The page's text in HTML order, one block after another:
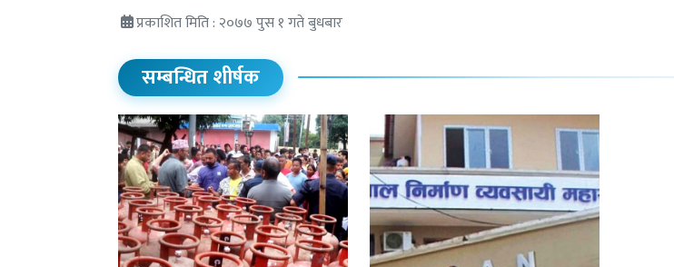
प्रकाशित मिति : २०७७ पुस १ गते बुधबार
सम्बन्धित शीर्षक